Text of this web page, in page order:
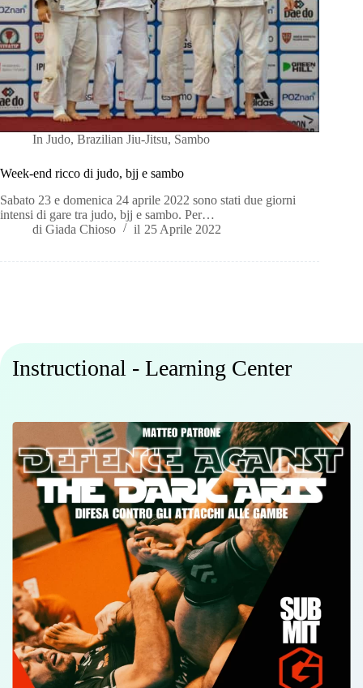
In Judo,Brazilian Jiu-Jitsu, Sambo
Week-end ricco di judo, bjj e sambo
Sabato 23 e domenica 24 aprile 2022 sono stati due giorni
intensi di gare tra judo, bjj e sambo. Per…
di Giada Chioso il 25 Aprile 2022
Instructional - Learning Center